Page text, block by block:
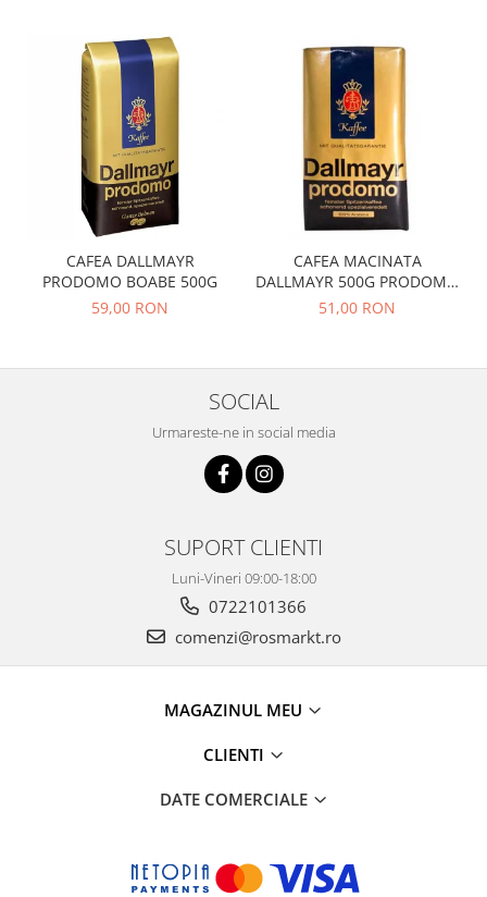
CAFEA DALLMAYR
PRODOMO BOABE 500G
59,00 RON
CAFEA MACINATA
DALLMAYR 500G PRODOMO
230520
51,00 RON
SOCIAL
Urmareste-ne in social media
SUPORT CLIENTI
Luni-Vineri 09:00-18:00
0722101366
comenzi@rosmarkt.ro
MAGAZINUL MEU
CLIENTI
DATE COMERCIALE